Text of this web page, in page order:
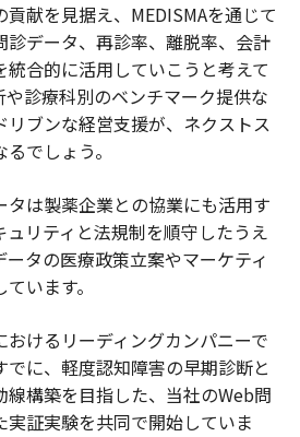
献を見据え、MEDISMAを通じて
診データ、再診率、離脱率、会計
合的に活用していこうと考えて
や診療科別のベンチマーク提供な
リブンな経営支援が、ネクストス
でしょう。
タは製薬企業との協業にも活用す
ュリティと法規制を順守したうえ
タの医療政策立案やマーケティ
います。
けるリーディングカンパニーで
でに、軽度認知障害の早期診断と
構築を目指した、当社のWeb問
証実験を共同で開始していま